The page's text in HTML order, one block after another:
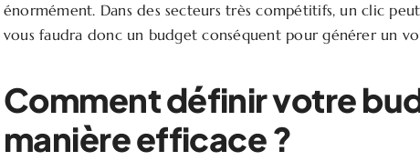
énormément. Dans des secteurs très compétitifs, un clic
vous faudra donc un budget conséquent pour générer un
Comment définir votre
manière efficace ?